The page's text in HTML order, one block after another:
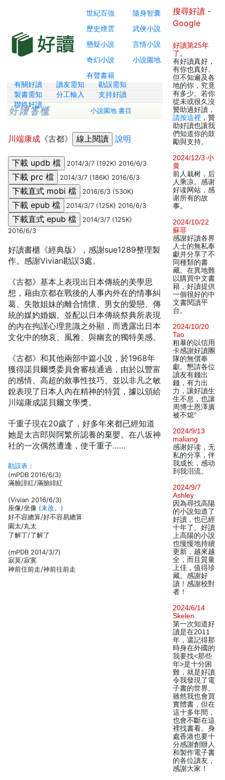
世紀百強
隨身智囊
歷史煙雲
武俠小說
懸疑小說
言情小說
奇幻小說
小說園地
有聲書籍
有關好讀 讀友需知
勘誤需知
製書需知
分工輸入
支持好讀
聯絡好讀
小說園地 書目
川端康成 《古都》 說明
2014/3/7 (192K) 2016/6/3
2014/3/7 (186K) 2016/6/3
2016/6/3 (530K)
2014/3/7 (125K) 2016/6/3
2014/3/7 (125K)
2016/6/3
好讀書櫃《經典版》，感謝sue1289整理製
作。感謝Vivian勘誤3處。
《古都》基本上表現出日本傳統的美學思
想，藉由京都在戰後的人事內外在的情事糾
葛、失散姐妹的離合情懷、男女的愛戀、傳
統的媒妁婚姻。並配以日本傳統祭典所表現
的內在拘謹心理意識之外顯，而透露出日本
文化中的物哀、風雅、與幽玄的獨特美感。
《古都》和其他兩部中篇小說，於1968年
獲得諾貝爾獎委員會審核通過，由於以豐富
的感情、高超的敘事性技巧、並以非凡之敏
銳表現了日本人內在精神的特質，據以頒給
川端康成諾貝爾文學獎。
千重子現在20歲了，好多年來都已經知道
她是太吉郎與阿繁所認養的棄嬰。在八坂神
社的一次偶然遭逢，使千重子……
勘誤表 ：
(mPDB 2016/6/3)
滿臉誹紅/滿臉緋紅
(Vivian 2016/6/3)
座像/坐像 (未改。)
好不容總算/好不容易總算
園太/丸太
了解丁/了解了
(mPDB 2014/3/7)
寂莫/寂寞
神前住前走/神前往前走
搜尋好讀 -
Google
好讀第25年
了 。
有好讀真好，
有你也真好。
但不知遍及各
地的你，究竟
有多少。若你
從未或很久沒
贊助過好讀，
請按這裡 ，贊
助好讀也讓我
們知道你的鼓
勵與支持。
2024/12/3 小
黄
前人栽树，后
人乘凉。感谢
好读网站，感
谢所有的故
事。
2024/10/22
蘇菲
感謝好讀各界
人士的無私奉
獻并分享了不
同種類的書
藏。在異地難
以購買中文書
籍，好讀提供
一個很好的中
文書閱讀平
台。
2024/10/20
Tao
粗暴的以信用
卡感謝好讀團
隊的無償奉
獻。懇請各位
讀友有錢出
錢，有力出
力，讓好讀生
生不息，也讓
周博士恩澤廣
被不熄°
2024/9/13
maliang
感谢好读，无
私的分享，伴
我成长，感动
到我泪流。
2024/9/7
Ashley
因為尋找高陽
的小說知道了
好讀，也已經
十年了。好讀
上高陽的小說
也慢慢地持續
更新，越來越
全，而且質量
上佳，值得珍
藏。感謝好
讀！感謝校對
者！
2024/6/14
Skelen
第一次知道好
讀是在2011
年，還記得那
時身在外國的
我要找<那些
年>是十分困
難，就是好讀
令我發現了電
子書的世界。
雖然我也會買
實體書，但在
這十多年間，
也會不斷在這
裡找書看。身
處香港也要十
分感謝創辦人
和製作電子書
的各位讀友，
感謝大家！